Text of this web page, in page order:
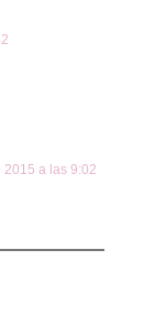
2015 a las 9:02